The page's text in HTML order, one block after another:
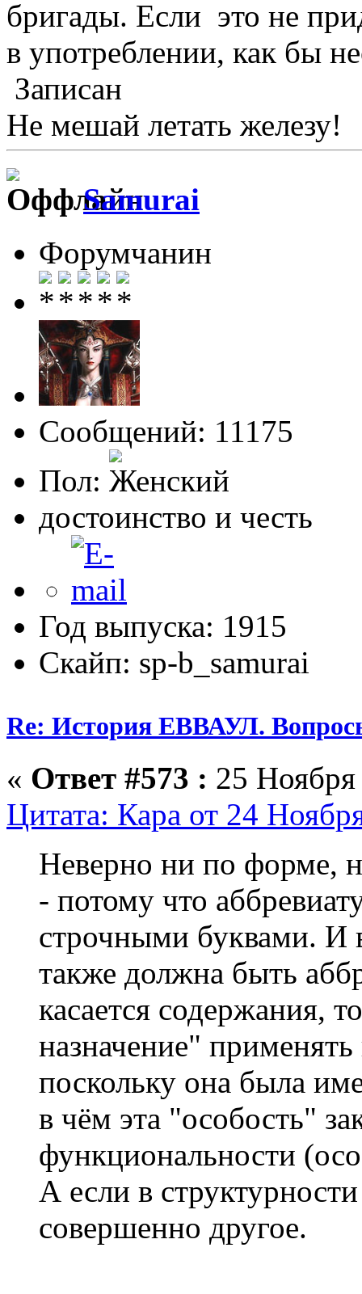
бригады. Если это не
в употреблении, как бы
Записан
Не мешай летать железу!
Samurai
Форумчанин
Сообщений: 11175
Пол:
достоинство и честь
Год выпуска: 1915
Скайп: sp-b_samurai
Re: История ЕВВАУЛ.
« Ответ #573 : 25
Цитата: Кара от 24
Неверно ни по форме,
- потому что
строчными буквами. И
также должна быть
касается содержания,
назначение"
поскольку она была
в чём эта "особость"
функциональности
А если в
совершенно другое.